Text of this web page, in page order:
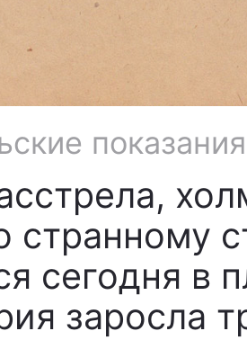
странному
сегодня в
заросла